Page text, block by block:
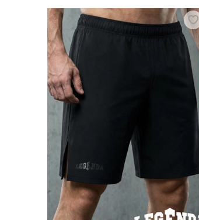
боев. Боксеры используют
быстрому отводу влаги,
выполнять широкий спектр
Что мы предлагаем на
В нашем магазине не составит
тренировочные футболки, бинты
спорта.
Где заказать спортивную
В интернет-магазине Octagon
лучшего качества, которые будут
России.